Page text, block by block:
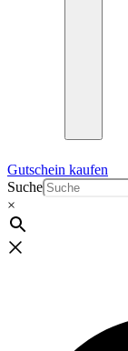
Gutschein kaufen
Suche
×